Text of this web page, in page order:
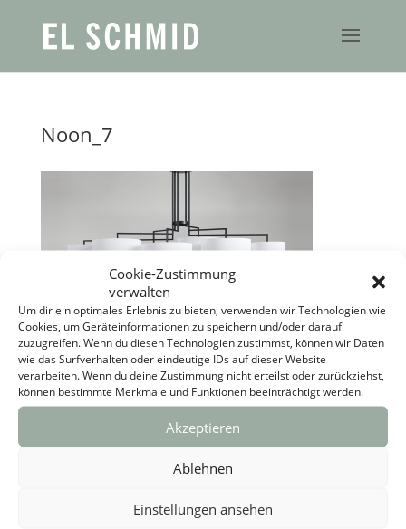
Cookie-Zustimmung
verwalten
Um dir ein optimales Erlebnis zu bieten, verwenden wir Technologien wie
Cookies, um Geräteinformationen zu speichern und/oder darauf
zuzugreifen. Wenn du diesen Technologien zustimmst, können wir Daten
wie das Surfverhalten oder eindeutige IDs auf dieser Website
verarbeiten. Wenn du deine Zustimmung nicht erteilst oder zurückziehst,
können bestimmte Merkmale und Funktionen beeinträchtigt werden.
Akzeptieren
Ablehnen
Einstellungen ansehen
Noon_7